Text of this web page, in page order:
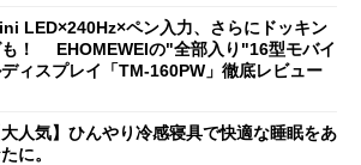
LED×240Hz×ペン入力、さらにドッキン
も！ EHOMEWEIの"全部入り"16型モバイ
ィスプレイ「TM-160PW」徹底レビュー
大人気】ひんやり冷感寝具で快適な睡眠をあ
に。